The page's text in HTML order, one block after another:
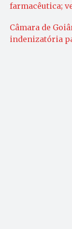
farmacêutica;
Câmara de
indenizatória